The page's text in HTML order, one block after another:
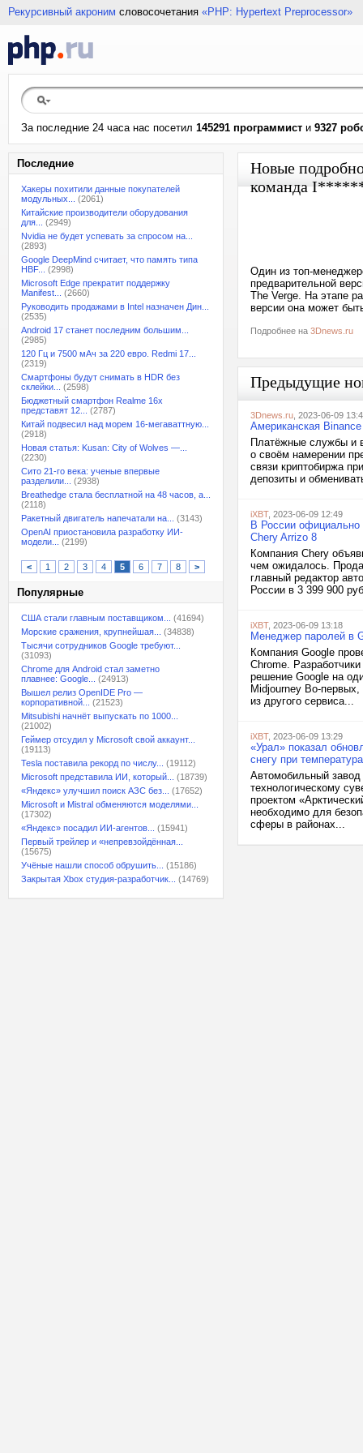
Рекурсивный акроним словосочетания «PHP: Hypertext Preprocessor»
За последние 24 часа нас посетил 145291 программист и 9327
Последние
Хакеры похитили данные покупателей
модульных...
(2061)
Китайские производители оборудования
для...
(2949)
Nvidia не будет успевать за спросом на...
(2893)
Google DeepMind считает, что память типа
HBF...
(2998)
Microsoft Edge прекратит поддержку
Manifest...
(2660)
Руководить продажами в Intel назначен Дин...
(2535)
Android 17 станет последним большим...
(2985)
120 Гц и 7500 мАч за 220 евро. Redmi 17...
(2319)
Смартфоны будут снимать в HDR без
склейки...
(2598)
Бюджетный смартфон Realme 16x
представят 12...
(2787)
Китай подвесил над морем 16-мегаваттную...
(2918)
Новая статья: Kusan: City of Wolves —...
(2230)
Сито 21-го века: ученые впервые
разделили...
(2938)
Breathedge стала бесплатной на 48 часов, а...
(2118)
Ракетный двигатель напечатали на...
(3143)
OpenAI приостановила разработку ИИ-
модели...
(2199)
< 1 2 3 4 5 6 7 8 >
Популярные
США стали главным поставщиком...
(41694)
Морские сражения, крупнейшая...
(34838)
Тысячи сотрудников Google требуют...
(31093)
Chrome для Android стал заметно
плавнее: Google...
(24913)
Вышел релиз OpenIDE Pro —
корпоративной...
(21523)
Mitsubishi начнёт выпускать по 1000...
(21002)
Геймер отсудил у Microsoft свой аккаунт...
(19113)
Tesla поставила рекорд по числу...
(19112)
Microsoft представила ИИ, который...
(18739)
«Яндекс» улучшил поиск АЗС без...
(17652)
Microsoft и Mistral обменяются моделями...
(17302)
«Яндекс» посадил ИИ-агентов...
(15941)
Первый трейлер и «непревзойдённая...
(15675)
Учёные нашли способ обрушить...
(15186)
Закрытая Xbox студия-разработчик...
(14769)
Новые
команда
Один из топ-
предварительной
The Verge. На этапе
версии она может
Подробнее на 3Dnews.ru
Предыдущие
3Dnews.ru , 2023-06-09
Американская
Платёжные службы и
о своём намерении
связи криптобиржа
депозиты и
iXBT, 2023-06-09 12:49
В России
Chery Arrizo 8
Компания Chery
чем ожидалось.
главный редактор
России в 3 399 900
iXBT, 2023-06-09 13:18
Менеджер паролей в
Компания Google
Chrome.
решение Google на
Midjourney Во-
из другого сервиса...
iXBT, 2023-06-09 13:29
«Урал» показал
снегу при
Автомобильный
технологическому
проектом
необходимо для
сферы в районах...